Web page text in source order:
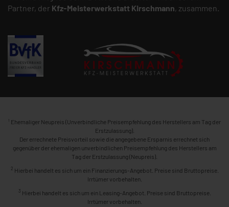
Partner, der Kfz-Meisterwerkstatt Kirschmann, zusammen.
1 Ehemaliger Neupreis (Unverbindliche Preisempfehlung des Herstellers am Tag der
Erstzulassung).
Der errechnete Preisvorteil sowie die angegebene Ersparnis errechnet sich
gegenüber der ehemaligen unverbindlichen Preisempfehlung des Herstellers am
Tag der Erstzulassung (Neupreis).
2 Hierbei handelt es sich um ein Finanzierungs-Angebot. Preise sind Bruttopreise.
Irrtümer vorbehalten.
3 Hierbei handelt es sich um ein Leasing-Angebot. Preise sind Bruttopreise.
Irrtümer vorbehalten.